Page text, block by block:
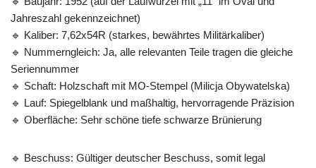
Jahreszahl gekennzeichnet)
🔹 Kaliber: 7,62x54R (starkes, bewährtes Militärkaliber)
🔹 Nummerngleich: Ja, alle relevanten Teile tragen die gleiche
Seriennummer
🔹 Schaft: Holzschaft mit MO-Stempel (Milicja Obywatelska)
🔹 Lauf: Spiegelblank und maßhaltig, hervorragende Präzision
🔹 Oberfläche: Sehr schöne tiefe schwarze Brünierung
🔹 Beschuss: Gültiger deutscher Beschuss, somit legal